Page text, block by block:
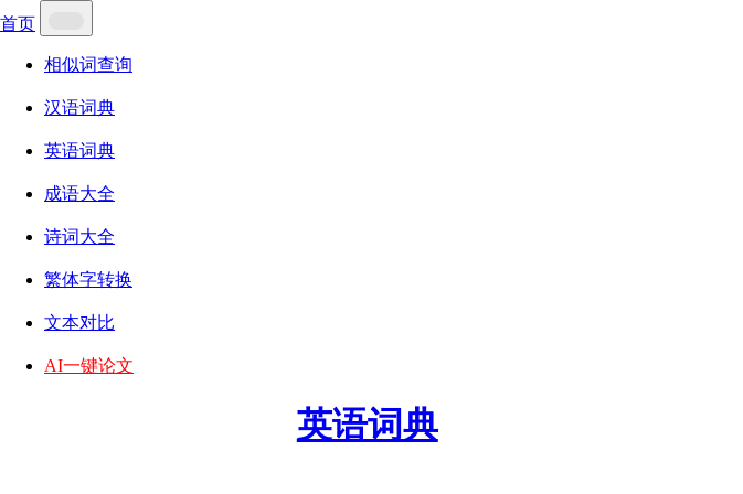
首页
相似词查询
汉语词典
英语词典
成语大全
诗词大全
繁体字转换
文本对比
AI一键论文
英语词典